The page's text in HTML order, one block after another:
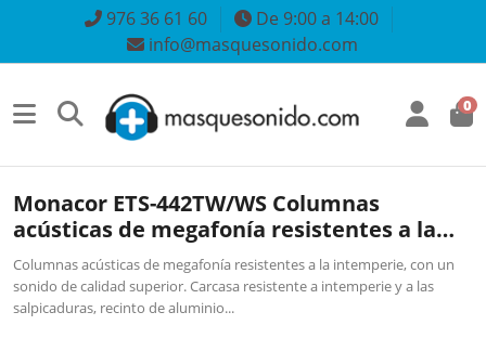
976 36 61 60
De 9:00 a 14:00
info@masquesonido.com
0
Monacor ETS-442TW/WS Columnas
acústicas de megafonía resistentes a la
intemperie,
Columnas acústicas de megafonía resistentes a la intemperie, con un
sonido de calidad superior. Carcasa resistente a intemperie y a las
salpicaduras, recinto de aluminio...